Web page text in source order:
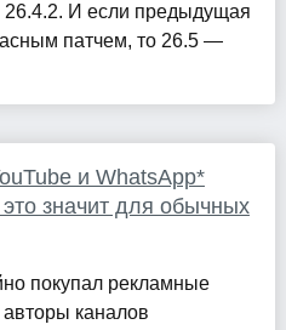
26.4.2. И если предыдущая
патчем, то 26.5 —
и WhatsApp*
значит для обычных
покупал рекламные
авторы каналов